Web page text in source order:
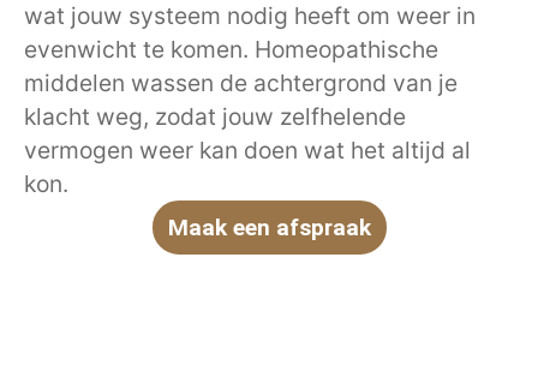
wat jouw systeem nodig heeft om weer in
evenwicht te komen. Homeopathische
middelen wassen de achtergrond van je
klacht weg, zodat jouw zelfhelende
vermogen weer kan doen wat het altijd al
kon.
Maak een afspraak